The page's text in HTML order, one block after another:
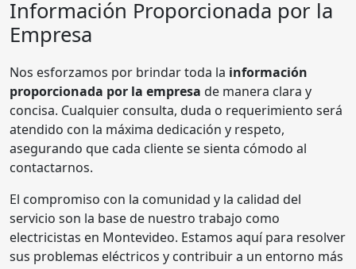
Información Proporcionada por la
Empresa
Nos esforzamos por brindar toda la información
proporcionada por la empresa de manera clara y
concisa. Cualquier consulta, duda o requerimiento será
atendido con la máxima dedicación y respeto,
asegurando que cada cliente se sienta cómodo al
contactarnos.
El compromiso con la comunidad y la calidad del
servicio son la base de nuestro trabajo como
electricistas en Montevideo. Estamos aquí para resolver
sus problemas eléctricos y contribuir a un entorno más